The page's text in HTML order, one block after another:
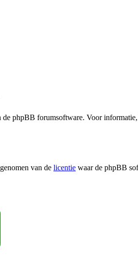
phpBB forumsoftware. Voor
van de licentie waar de phpBB